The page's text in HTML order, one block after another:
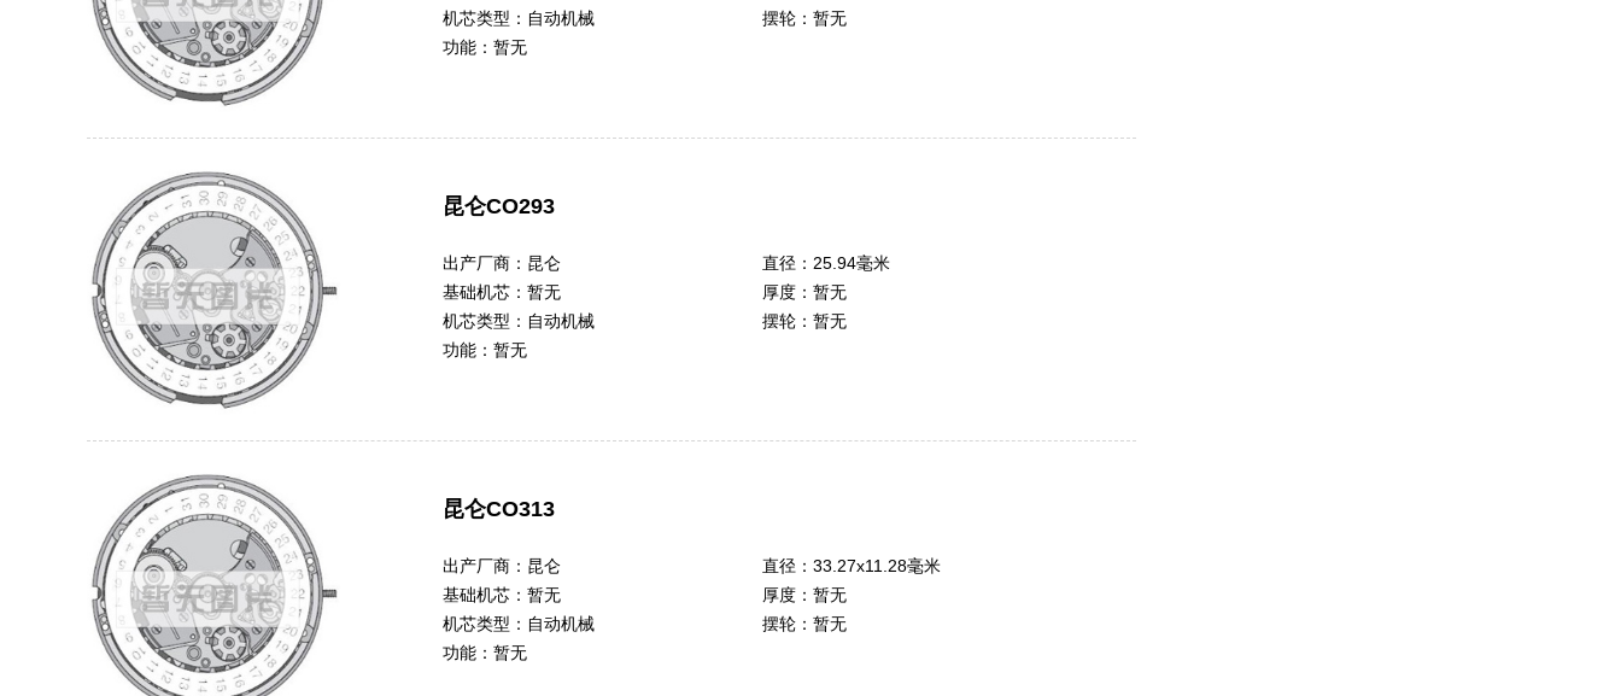
机芯类型： 自动机械 摆轮： 暂无
功能： 暂无
昆仑CO293
出产厂商： 昆仑 直径： 25.94毫米
基础机芯： 暂无 厚度： 暂无
机芯类型： 自动机械 摆轮： 暂无
功能： 暂无
昆仑CO313
出产厂商： 昆仑 直径： 33.27x11.28毫米
基础机芯： 暂无 厚度： 暂无
机芯类型： 自动机械 摆轮： 暂无
功能： 暂无